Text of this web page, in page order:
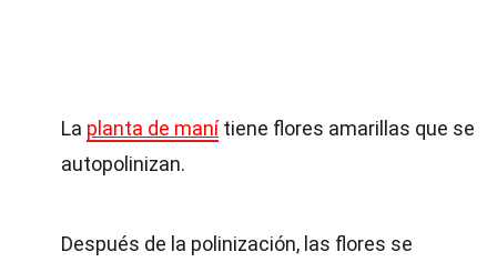
La planta de manítiene flores amarillas que se
autopolinizan.
Después de la polinización, las flores se